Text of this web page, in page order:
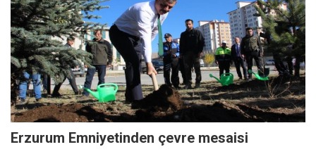
Erzurum Emniyetinden çevre mesaisi